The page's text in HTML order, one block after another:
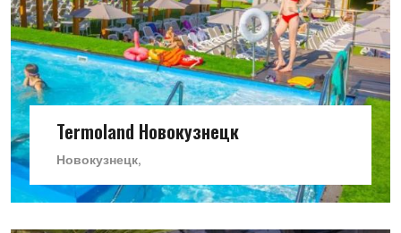
Termoland Новокузнецк
Новокузнецк,